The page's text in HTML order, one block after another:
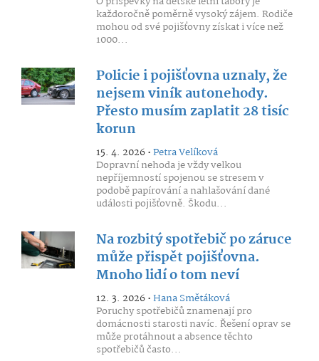
každoročně poměrně vysoký zájem. Rodiče
mohou od své pojišťovny získat i více než
1000...
Policie i pojišťovna uznaly, že
nejsem viník autonehody.
Přesto musím zaplatit 28 tisíc
korun
15. 4. 2026 •Petra Velíková
Dopravní nehoda je vždy velkou
nepříjemností spojenou se stresem v
podobě papírování a nahlašování dané
události pojišťovně. Škodu...
Na rozbitý spotřebič po záruce
může přispět pojišťovna.
Mnoho lidí o tom neví
12. 3. 2026 •Hana Smětáková
Poruchy spotřebičů znamenají pro
domácnosti starosti navíc. Řešení oprav se
může protáhnout a absence těchto
spotřebičů často...